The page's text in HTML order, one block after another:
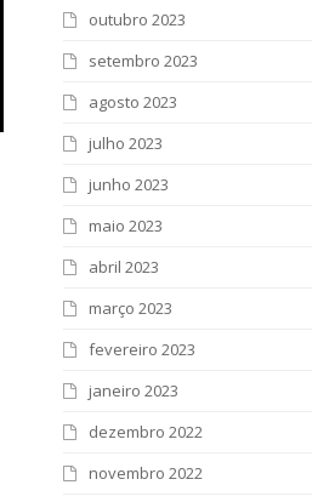
outubro 2023
setembro 2023
agosto 2023
julho 2023
junho 2023
maio 2023
abril 2023
março 2023
fevereiro 2023
janeiro 2023
dezembro 2022
novembro 2022